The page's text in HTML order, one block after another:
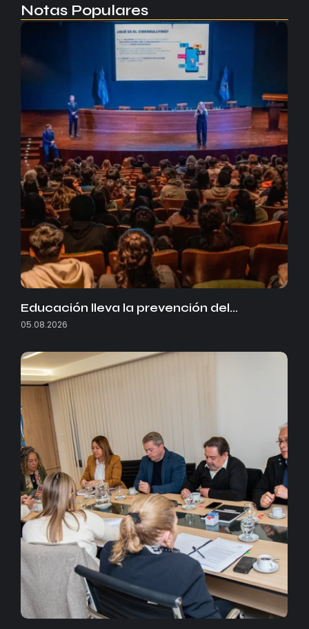
Notas Populares
Educación lleva la prevención del…
05.08.2026